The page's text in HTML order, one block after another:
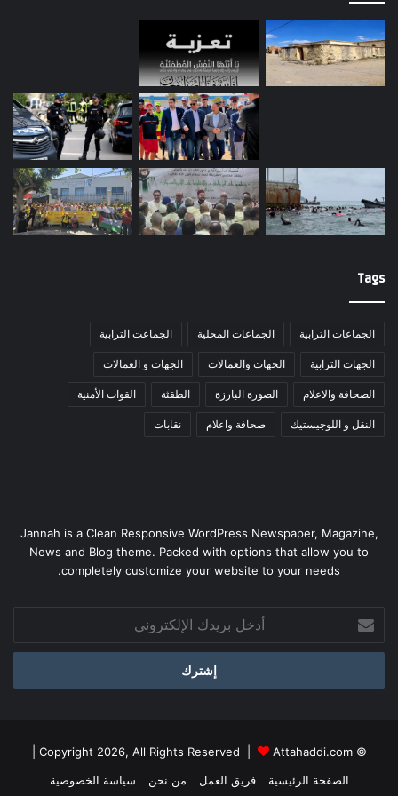
Tags
الجماعات الترابية الجماعات المحلية الجماعت الترابية
الجهات الترابية الجهات والعمالات الجهات و العمالات
الصحافة والاعلام الصورة البارزة الطقثة القوات الأمنية
النقل و اللوجيستيك صحافة واعلام نقابات
Jannah is a Clean Responsive WordPress Newspaper, Magazine,
News and Blog theme. Packed with options that allow you to
completely customize your website to your needs.
بريدك
الإلكتروني
© Copyright 2026, All Rights Reserved |
Attahaddi.com
الصفحة الرئيسية
فريق العمل من نحن سياسة الخصوصية